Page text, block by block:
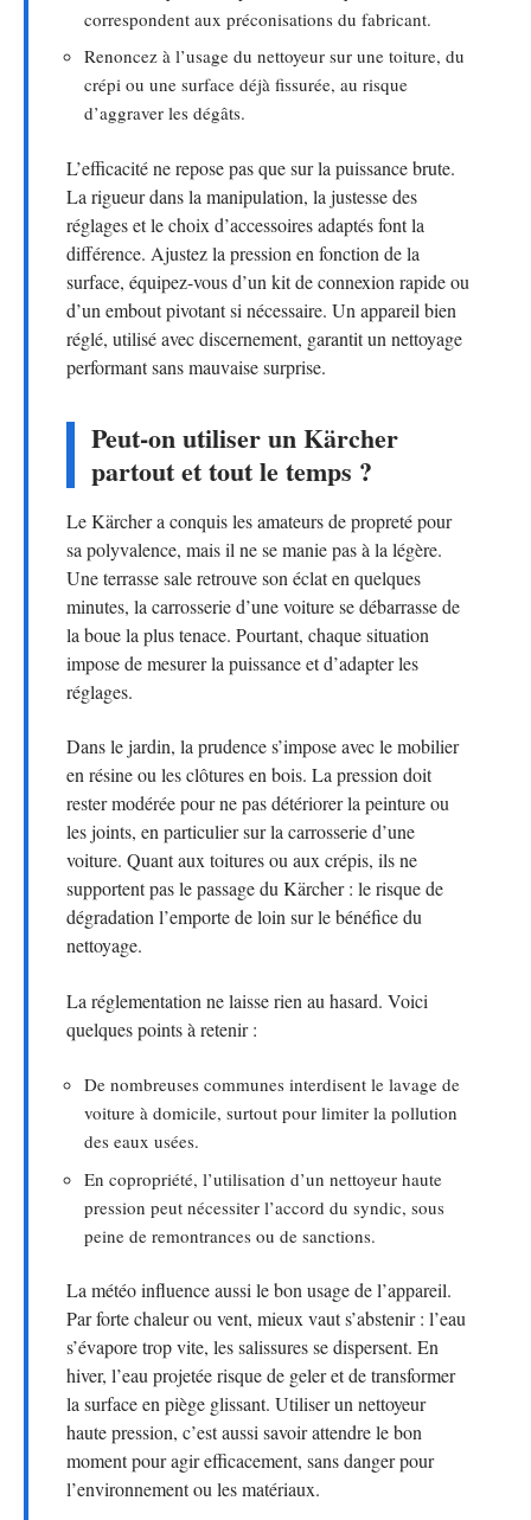
correspondent aux préconisations du fabricant.
Renoncez à l’usage du nettoyeur sur une toiture, du
crépi ou une surface déjà fissurée, au risque
d’aggraver les dégâts.
L’efficacité ne repose pas que sur la puissance brute.
La rigueur dans la manipulation, la justesse des
réglages et le choix d’accessoires adaptés font la
différence. Ajustez la pression en fonction de la
surface, équipez-vous d’un kit de connexion rapide ou
d’un embout pivotant si nécessaire. Un appareil bien
réglé, utilisé avec discernement, garantit un nettoyage
performant sans mauvaise surprise.
Peut-on utiliser un Kärcher
partout et tout le temps ?
Le Kärcher a conquis les amateurs de propreté pour
sa polyvalence, mais il ne se manie pas à la légère.
Une terrasse sale retrouve son éclat en quelques
minutes, la carrosserie d’une voiture se débarrasse de
la boue la plus tenace. Pourtant, chaque situation
impose de mesurer la puissance et d’adapter les
réglages.
Dans le jardin, la prudence s’impose avec le mobilier
en résine ou les clôtures en bois. La pression doit
rester modérée pour ne pas détériorer la peinture ou
les joints, en particulier sur la carrosserie d’une
voiture. Quant aux toitures ou aux crépis, ils ne
supportent pas le passage du Kärcher : le risque de
dégradation l’emporte de loin sur le bénéfice du
nettoyage.
La réglementation ne laisse rien au hasard. Voici
quelques points à retenir :
De nombreuses communes interdisent le lavage de
voiture à domicile, surtout pour limiter la pollution
des eaux usées.
En copropriété, l’utilisation d’un nettoyeur haute
pression peut nécessiter l’accord du syndic, sous
peine de remontrances ou de sanctions.
La météo influence aussi le bon usage de l’appareil.
Par forte chaleur ou vent, mieux vaut s’abstenir : l’eau
s’évapore trop vite, les salissures se dispersent. En
hiver, l’eau projetée risque de geler et de transformer
la surface en piège glissant. Utiliser un nettoyeur
haute pression, c’est aussi savoir attendre le bon
moment pour agir efficacement, sans danger pour
l’environnement ou les matériaux.